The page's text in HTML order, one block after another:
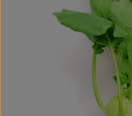
Accessoires et divers
Cosmétique et hygiène